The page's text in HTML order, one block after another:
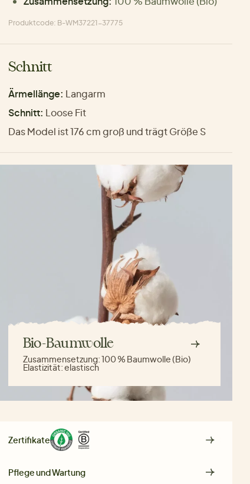
Produktcode: B-WM37221-37775
Schnitt
Ärmellänge: Langarm
Schnitt: Loose Fit
Das Model ist 176 cm groß und trägt Größe S
Bio-Baumwolle
Zusammensetzung:100 % Baumwolle (Bio)
Elastizität:elastisch
Zertifikate
Pflege und Wartung